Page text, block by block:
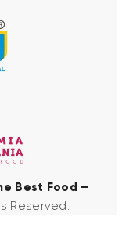
Best Food –
Reserved.